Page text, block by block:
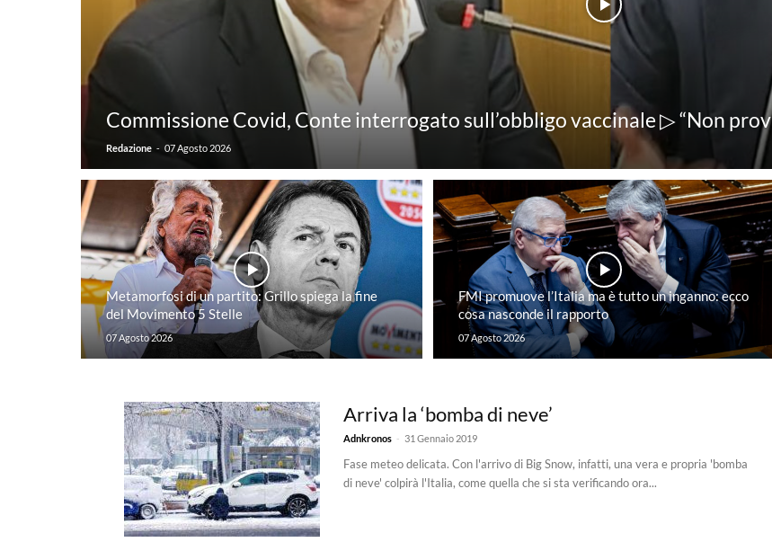
Commissione Covid, Conte interrogato sull’obbligo vaccinale ▷ “Non
Redazione - 07 Agosto 2026
Metamorfosi di un partito: Grillo spiega la fine
del Movimento 5 Stelle
07 Agosto 2026
FMI promuove l’Italia ma è tutto un inganno: ecco
cosa nasconde il rapporto
07 Agosto 2026
Arriva la ‘bomba di neve’
Adnkronos - 31 Gennaio 2019
Fase meteo delicata. Con l'arrivo di Big Snow, infatti, una vera e propria 'bomba
di neve' colpirà l'Italia, come quella che si sta verificando ora...